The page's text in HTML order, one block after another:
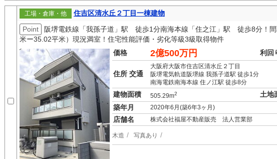
工場・倉庫・他
住吉区清水丘２丁目一棟建物
Point
阪堺電鉄線「我孫子道」駅 徒歩1分南海本線「住之江」駅 徒歩8分！
米ー35.02平米）現況満室！住宅性能評価・劣化等級3級取得物件
価格
2億500万円 利回
住所 交通
大阪府大阪市住吉区清水丘２丁目
阪堺電気軌道阪堺線 我孫子道駅 徒歩1分
南海電鉄南海本線 住ノ江駅 徒歩8分
建物面積 505.29m2 土地
築年月 2020年6月(築6年3ヶ月)
店舗名 株式会社福屋不動産販売 法人営業部
木造 写真あり